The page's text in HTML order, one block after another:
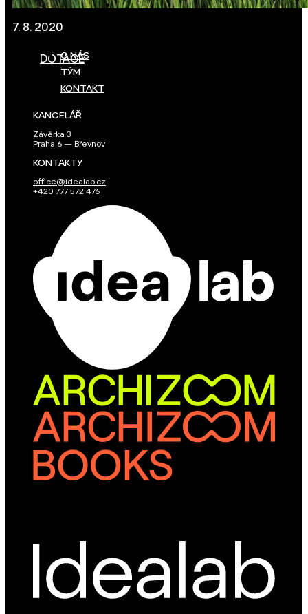
7. 8. 2020
DOTACE
O NÁS
TÝM
KONTAKT
KANCELÁŘ
Závěrka 3
Praha 6 — Břevnov
KONTAKTY
office@idealab.cz
+420 777 572 476